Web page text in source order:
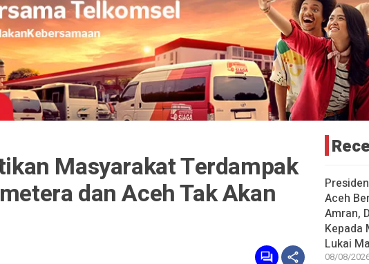
Masyarakat Terdampak
dan Aceh Tak Akan
Aceh
Amran,
Kepada
Lukai
08/08/